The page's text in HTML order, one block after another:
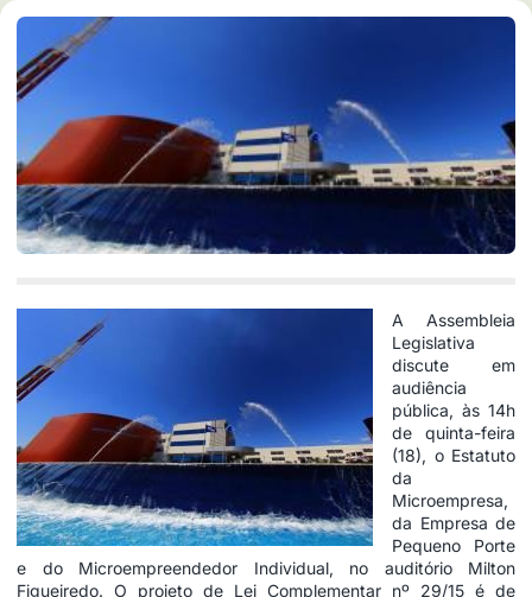
A Assembleia
Legislativa
discute em
audiência
pública, às 14h
de quinta-feira
(18), o Estatuto
da
Microempresa,
da Empresa de
Pequeno Porte
e do Microempreendedor Individual, no auditório Milton
Figueiredo. O projeto de Lei Complementar nº 29/15 é de